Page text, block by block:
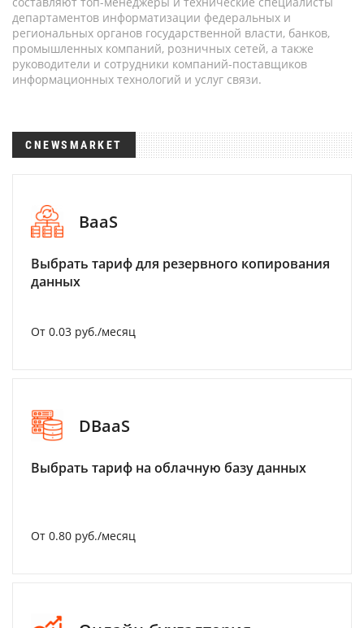
департаментов информатизации федеральных и
региональных органов государственной власти, банков,
промышленных компаний, розничных сетей, а также
руководители и сотрудники компаний-поставщиков
информационных технологий и услуг связи.
CNEWSMARKET
BaaS
Выбрать тариф для резервного копирования
данных
От 0.03 руб./месяц
DBaaS
Выбрать тариф на облачную базу данных
От 0.80 руб./месяц